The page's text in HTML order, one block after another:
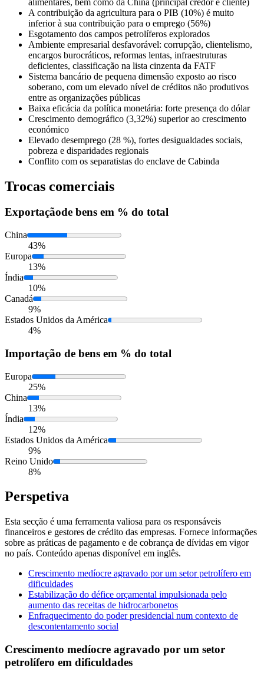
A contribuição da agricultura para o PIB (10%) é muito
inferior à sua contribuição para o emprego (56%)
Esgotamento dos campos petrolíferos explorados
Ambiente empresarial desfavorável: corrupção, clientelismo,
encargos burocráticos, reformas lentas, infraestruturas
deficientes, classificação na lista cinzenta da FATF
Sistema bancário de pequena dimensão exposto ao risco
soberano, com um elevado nível de créditos não produtivos
entre as organizações públicas
Baixa eficácia da política monetária: forte presença do dólar
Crescimento demográfico (3,32%) superior ao crescimento
económico
Elevado desemprego (28 %), fortes desigualdades sociais,
pobreza e disparidades regionais
Conflito com os separatistas do enclave de Cabinda
Trocas comerciais
Exportaçãode bens em % do total
China
43%
Europa
13%
Índia
10%
Canadá
9%
Estados Unidos da América
4%
Importação de bens em % do total
Europa
25%
China
13%
Índia
12%
Estados Unidos da América
9%
Reino Unido
8%
Perspetiva
Esta secção é uma ferramenta valiosa para os responsáveis
financeiros e gestores de crédito das empresas. Fornece informações
sobre as práticas de pagamento e de cobrança de dívidas em vigor
no país. Conteúdo apenas disponível em inglês.
Crescimento medíocre agravado por um setor petrolífero em
dificuldades
Estabilização do défice orçamental impulsionada pelo
aumento das receitas de hidrocarbonetos
Enfraquecimento do poder presidencial num contexto de
descontentamento social
Crescimento medíocre agravado por um setor
petrolífero em dificuldades